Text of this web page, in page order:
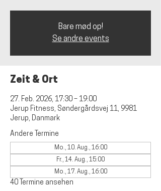
Bare mød op!
Se andre events
Zeit & Ort
27. Feb. 2026, 17:30 – 19:00
Jerup Fitness, Søndergårdsvej 11, 9981
Jerup, Danmark
Andere Termine
Mo., 10. Aug., 16:00
Fr., 14. Aug., 15:00
Mo., 17. Aug., 16:00
40 Termine ansehen